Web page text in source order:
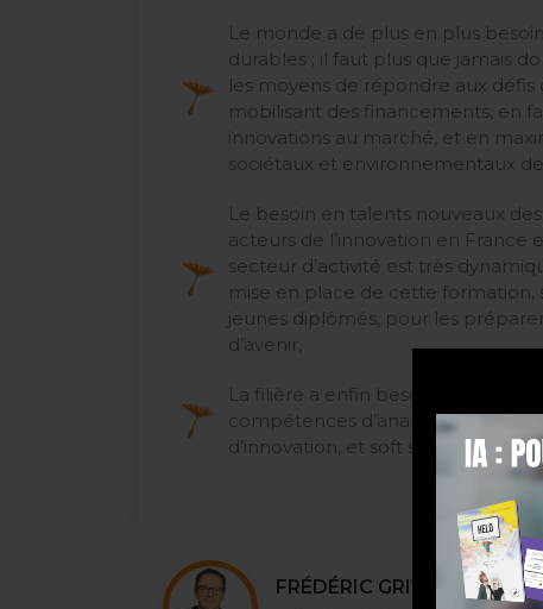
Le monde a de plus en plus
durables ; il faut plus que jamais
les moyens de répondre aux défis
mobilisant des financements, en
innovations au marché, et en
sociétaux et environnementaux
Le besoin en talents nouveaux
acteurs de l’innovation en France
secteur d’activité est très
mise en place de cette formation,
jeunes diplômés, pour les
d’avenir,
La filière a enfin besoin de profils
compétences d’analyse et de
d’innovation, et soft skills. »
FRÉDÉRIC GRIVAUD